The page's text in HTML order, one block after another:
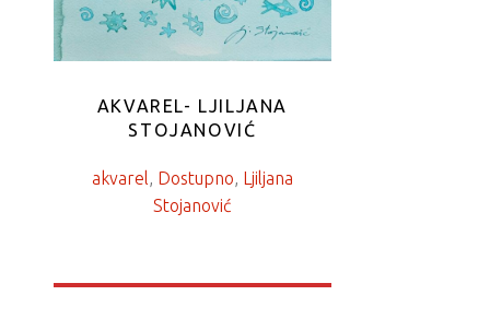
AKVAREL- LJILJANA
STOJANOVIĆ
akvarel, Dostupno, Ljiljana
Stojanović